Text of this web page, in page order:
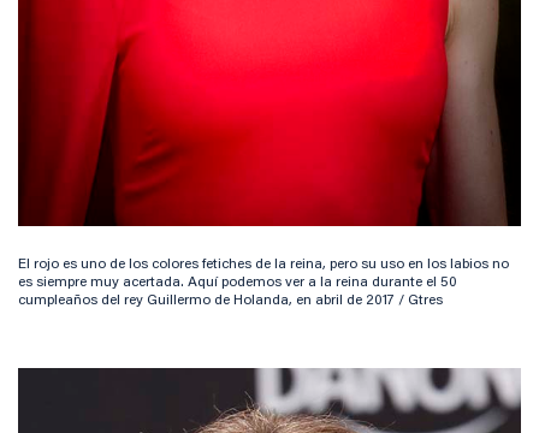
El rojo es uno de los colores fetiches de la reina, pero su uso en los labios no
es siempre muy acertada. Aquí podemos ver a la reina durante el 50
cumpleaños del rey Guillermo de Holanda, en abril de 2017 / Gtres